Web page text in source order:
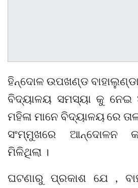
ହିନ୍ଦୋଳ ଉପଖଣ୍ଡ
ବିଦ୍ୟାଳୟ ସମସ୍ୟା କୁ ନେଇ
ମହିଳା ମାନେ ବିଦ୍ୟାଳୟ ରେ
ସଂମ୍ମୁଖରେ ଆନ୍ଦୋଳନ
ମିଳିଥିଲା ।
ଘଟଣାରୁ ପ୍ରକାଶ ଯେ ,